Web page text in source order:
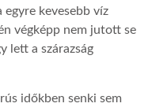
egyre kevesebb víz
végképp nem jutott se
lett a szárazság
időkben senki sem